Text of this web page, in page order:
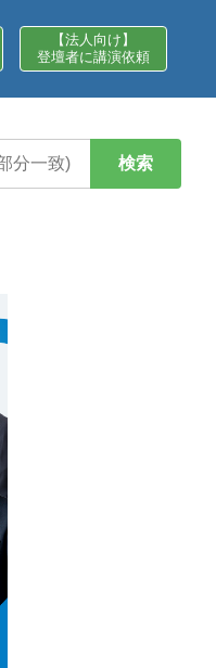
【法人向け】
登壇者に講演依頼
検索